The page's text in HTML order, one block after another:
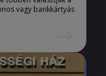
vagy bankkártyás